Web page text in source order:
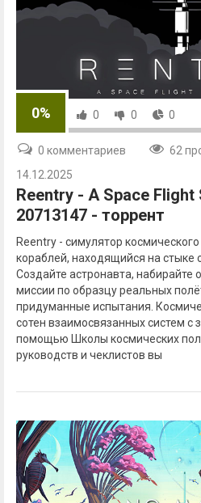
0% 0 0 0
0 комментариев
62
14.12.2025
Reentry - A Space
20713147 - торрент
Reentry - симулятор
кораблей, находящийся на стыке
Создайте астронавта, набирайте
миссии по образцу реальных
придуманные испытания.
сотен взаимосвязанных систем с
помощью Школы космических
руководств и чеклистов вы